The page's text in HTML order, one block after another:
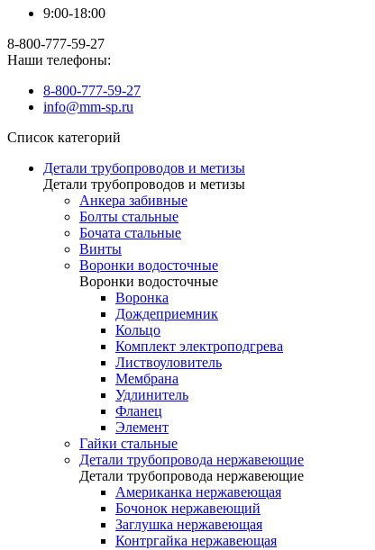
9:00-18:00
8-800-777-59-27
Наши телефоны:
8-800-777-59-27
info@mm-sp.ru
Список категорий
Детали трубопроводов и метизы
Детали трубопроводов и метизы
Анкера забивные
Болты стальные
Бочата стальные
Винты
Воронки водосточные
Воронки водосточные
Воронка
Дождеприемник
Кольцо
Комплект электроподгрева
Листвоуловитель
Мембрана
Удлинитель
Фланец
Элемент
Гайки стальные
Детали трубопровода нержавеющие
Детали трубопровода нержавеющие
Американка нержавеющая
Бочонок нержавеющий
Заглушка нержавеющая
Контргайка нержавеющая